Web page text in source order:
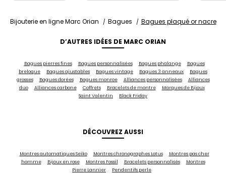
Bijouterie en ligne Marc Orian Bagues Bagues plaqué or nacre
D’AUTRES IDÉES DE MARC ORIAN
Bagues pierres fines Bagues personnalisées Bagues phalange
Bagues
breloque
Bagues ajustables Bagues vintage Bagues 3 anneaux
Bagues
grosses
Bagues dorées Bagues monroe Alliances personnalisées
Alliances
duo
Alliances carbone Coffrets Bracelets de montre
Marques de Bijoux
Saint Valentin
Black Friday
DÉCOUVREZ AUSSI
Montres automatiques Seiko Montres chronographes Lotus
Montres pas cher
homme
Bijoux en rose Montres Fossil Bracelets personnalisés
Montres
Pierre Lannier
Pendentifs perle